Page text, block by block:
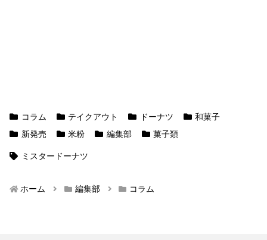
コラム テイクアウト ドーナツ
和菓子
新発売
米粉 編集部 菓子類
ミスタードーナツ
ホーム 編集部 コラム